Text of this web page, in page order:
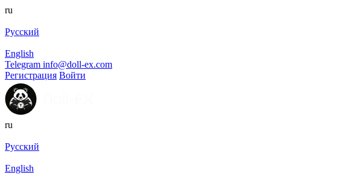
ru
Русский
English
Telegram info@doll-ex.com
Регистрация Войти
ru
Русский
English